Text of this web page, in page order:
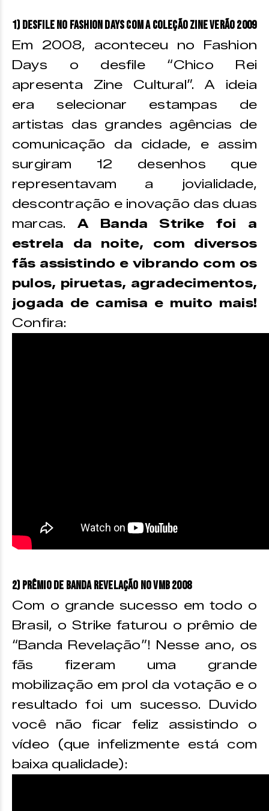
1) Desfile no Fashion Days com a coleção Zine Verão 2009
Em 2008, aconteceu no Fashion
Days o desfile “Chico Rei
apresenta Zine Cultural”. A ideia
era selecionar estampas de
artistas das grandes agências de
comunicação da cidade, e assim
surgiram 12 desenhos que
representavam a jovialidade,
descontração e inovação das duas
marcas. A Banda Strike foi a
estrela da noite, com diversos
fãs assistindo e vibrando com os
pulos, piruetas, agradecimentos,
jogada de camisa e muito mais!
Confira:
2) Prêmio de Banda Revelação no VMB 2008
Com o grande sucesso em todo o
Brasil, o Strike faturou o prêmio de
“Banda Revelação”! Nesse ano, os
fãs fizeram uma grande
mobilização em prol da votação e o
resultado foi um sucesso. Duvido
você não ficar feliz assistindo o
vídeo (que infelizmente está com
baixa qualidade):